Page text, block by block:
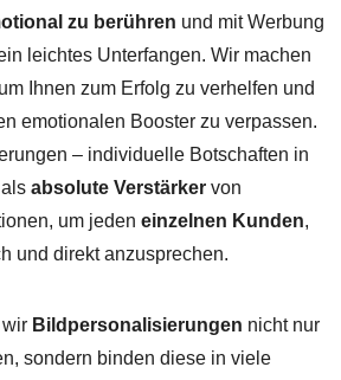
zu berühren und mit Werbung
leichtes Unterfangen. Wir machen
Ihnen zum Erfolg zu verhelfen und
emotionalen Booster zu verpassen.
– individuelle Botschaften in
absolute Verstärkervon
um jeden einzelnen Kunden,
und direkt anzusprechen.
Bildpersonalisierungen nicht nur
sondern binden diese in viele